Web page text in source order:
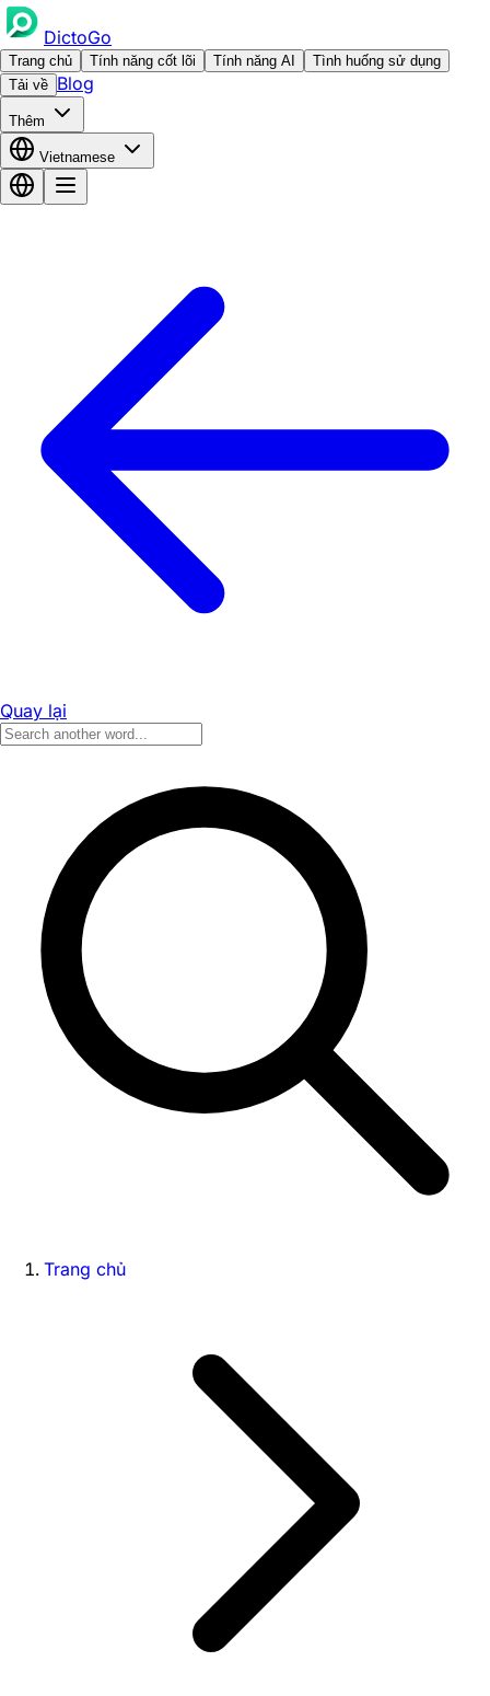
DictoGo
Trang chủ Tính năng cốt lõi Tính năng AI
Tình huống sử dụng
Tải về Blog
Thêm
Vietnamese
Quay lại
Trang chủ